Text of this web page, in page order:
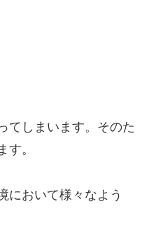
てしまいます。そのた
。
において様々なよう